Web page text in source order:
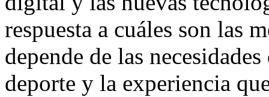
respuesta a cuáles son las
depende de las
deporte y la experiencia